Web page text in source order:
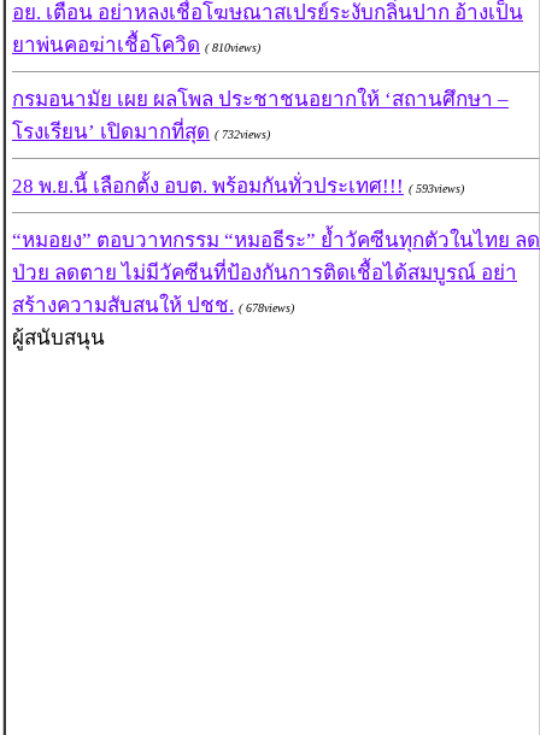
อย. เตือน อย่าหลงเชื่อโฆษณาสเปรย์ระงับกลิ่นปาก อ้างเป็น
ยาพ่นคอฆ่าเชื้อโควิด ( 810views)
กรมอนามัย เผย ผลโพล ประชาชนอยากให้ ‘สถานศึกษา –
โรงเรียน’ เปิดมากที่สุด ( 732views)
28 พ.ย.นี้ เลือกตั้ง อบต. พร้อมกันทั่วประเทศ!!! ( 593views)
“หมอยง” ตอบวาทกรรม “หมอธีระ” ย้ำวัคซีนทุกตัวในไทย ลด
ป่วย ลดตาย ไม่มีวัคซีนที่ป้องกันการติดเชื้อได้สมบูรณ์ อย่า
สร้างความสับสนให้ ปชช. ( 678views)
ผู้สนับสนุน